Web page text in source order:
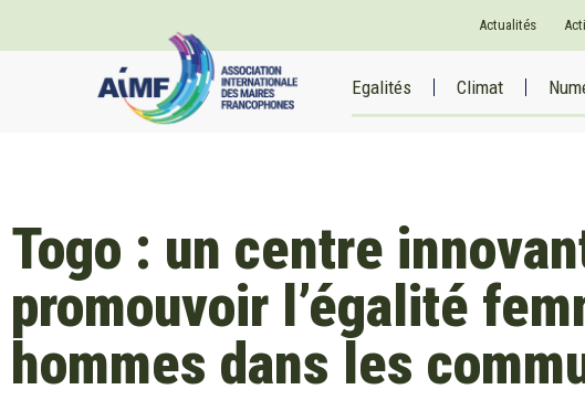
Actualités
Egalités Climat
Togo : un centre
promouvoir l’égalité
hommes dans les